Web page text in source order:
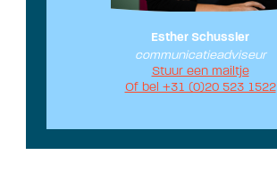
Esther Schussler
communicatieadviseur
Stuur een mailtje
Of bel +31 (0)20 523 1522